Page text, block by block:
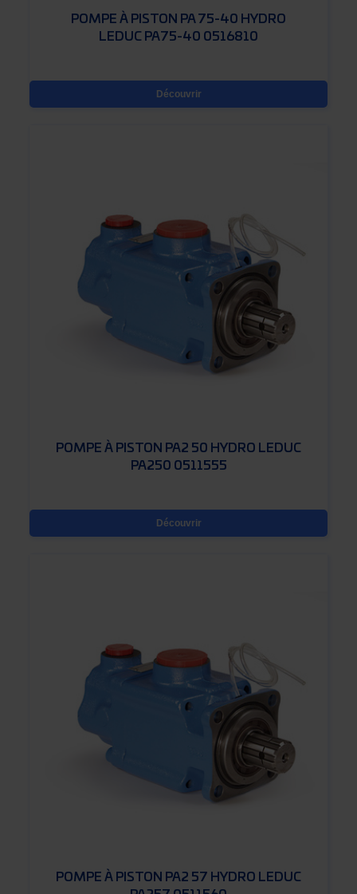
POMPE À PISTON PA 75-40 HYDRO
LEDUC PA75-40 0516810
Découvrir
POMPE À PISTON PA2 50 HYDRO LEDUC
PA250 0511555
Découvrir
POMPE À PISTON PA2 57 HYDRO LEDUC